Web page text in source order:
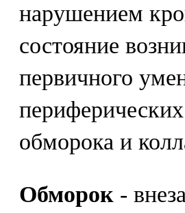
нарушением
состояние
первичного
обморока и
Обморок -